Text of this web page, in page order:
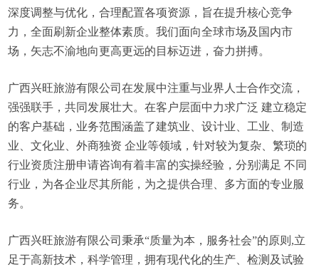
深度调整与优化，合理配置各项资源，旨在提升核心竞争
力，全面刷新企业整体素质。我们面向全球市场及国内市
场，矢志不渝地向更高更远的目标迈进，奋力拼搏。
广西兴旺旅游有限公司在发展中注重与业界人士合作交流，
强强联手，共同发展壮大。在客户层面中力求广泛 建立稳定
的客户基础，业务范围涵盖了建筑业、设计业、工业、制造
业、文化业、外商独资 企业等领域，针对较为复杂、繁琐的
行业资质注册申请咨询有着丰富的实操经验，分别满足 不同
行业，为各企业尽其所能，为之提供合理、多方面的专业服
务。
广西兴旺旅游有限公司秉承“质量为本，服务社会”的原则,立
足于高新技术，科学管理，拥有现代化的生产、检测及试验